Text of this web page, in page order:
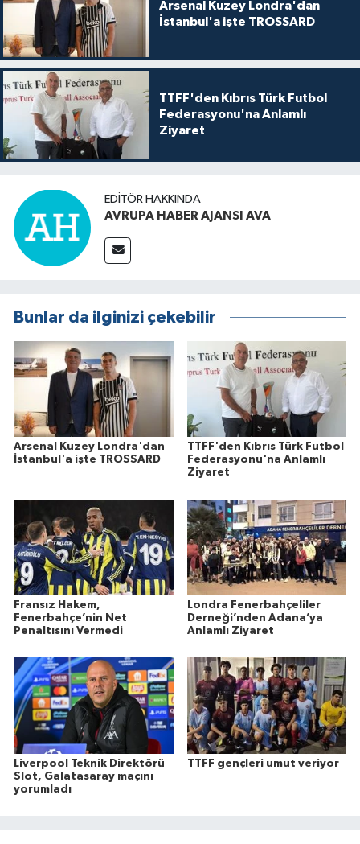
Arsenal Kuzey Londra'dan
İstanbul'a işte TROSSARD
TTFF'den Kıbrıs Türk Futbol
Federasyonu'na Anlamlı
Ziyaret
EDITÖR HAKKINDA
AVRUPA HABER AJANSI AVA
Bunlar da ilginizi çekebilir
Arsenal Kuzey Londra'dan
İstanbul'a işte TROSSARD
TTFF'den Kıbrıs Türk Futbol
Federasyonu'na Anlamlı
Ziyaret
Fransız Hakem,
Fenerbahçe’nin Net
Penaltısını Vermedi
Londra Fenerbahçeliler
Derneği’nden Adana’ya
Anlamlı Ziyaret
Liverpool Teknik Direktörü
Slot, Galatasaray maçını
yorumladı
TTFF gençleri umut veriyor